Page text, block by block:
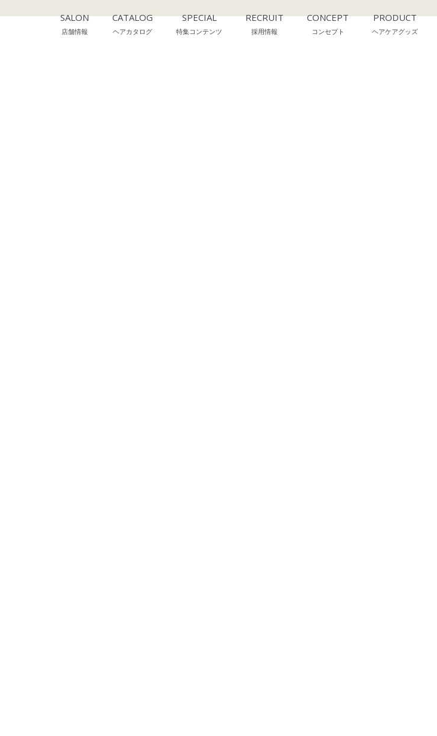
SALON
店舗情報
CATALOG
ヘアカタログ
SPECIAL
特集コンテンツ
RECRUIT
採用情報
CONCEPT
コンセプト
PRODUCT
ヘアケアグッズ